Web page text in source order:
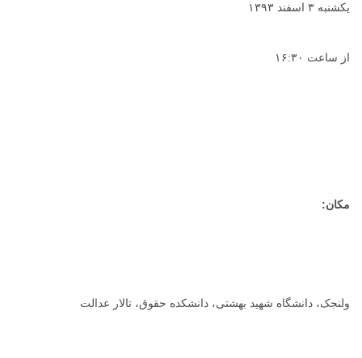
یکشنبه ۳ اسفند ۱۳۹۳
از ساعت ۱۶:۳۰
مکان:
ولنجک، دانشگاه شهید بهشتی، دانشکده حقوق، تالار عدالت